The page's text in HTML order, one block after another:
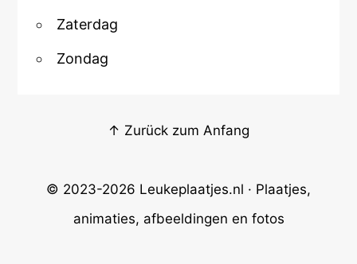
Zaterdag
Zondag
↑ Zurück zum Anfang
© 2023-2026 Leukeplaatjes.nl · Plaatjes,
animaties, afbeeldingen en fotos